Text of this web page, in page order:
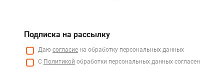
Подписка на рассылку
Даю согласие на обработку персональных данных
С Политикой обработки персональных данных согласен